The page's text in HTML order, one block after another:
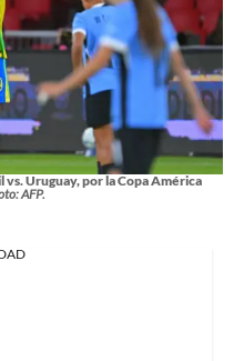
Uruguay, por la Copa América
AFP.